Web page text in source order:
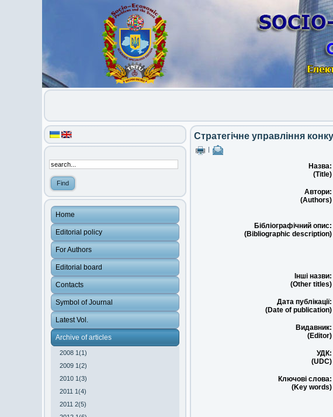
Home
Editorial policy
For Authors
Editorial board
Contacts
Symbol of Journal
Latest Vol.
Archive of articles
2008 1(1)
2009 1(2)
2010 1(3)
2011 1(4)
2011 2(5)
Стратегічне управління
Назва:
(Title)
Автори:
(Authors)
Бібліографічний опис:
(Bibliographic description)
Інші назви:
(Other titles)
Дата публікації:
(Date of publication)
Видавник:
(Editor)
УДК:
(UDC)
Ключові слова:
(Key words)